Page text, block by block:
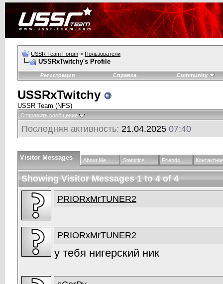
USSR Team Forum > Пользователи
USSRxTwitchy's Profile
Регистрация Справка Community
USSRxTwitchy
USSR Team (NFS)
Отправить сообщение
Последняя активность: 21.04.2025 07:40
Visitor Messages About Me Statistics Friends
Showing Visitor Messages 1 to4of4
PRIORxMrTUNER2
PRIORxMrTUNER2
у тебя нигерский ник